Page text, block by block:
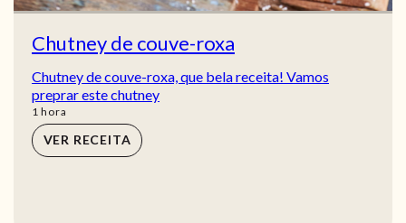
Chutney de couve-roxa
Chutney de couve-roxa, que bela receita! Vamos
preprar este chutney
1 hora
hora
VER RECEITA